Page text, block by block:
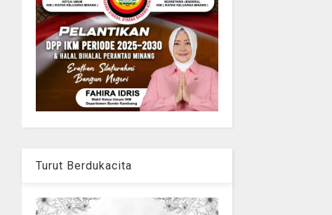
Turut Berdukacita